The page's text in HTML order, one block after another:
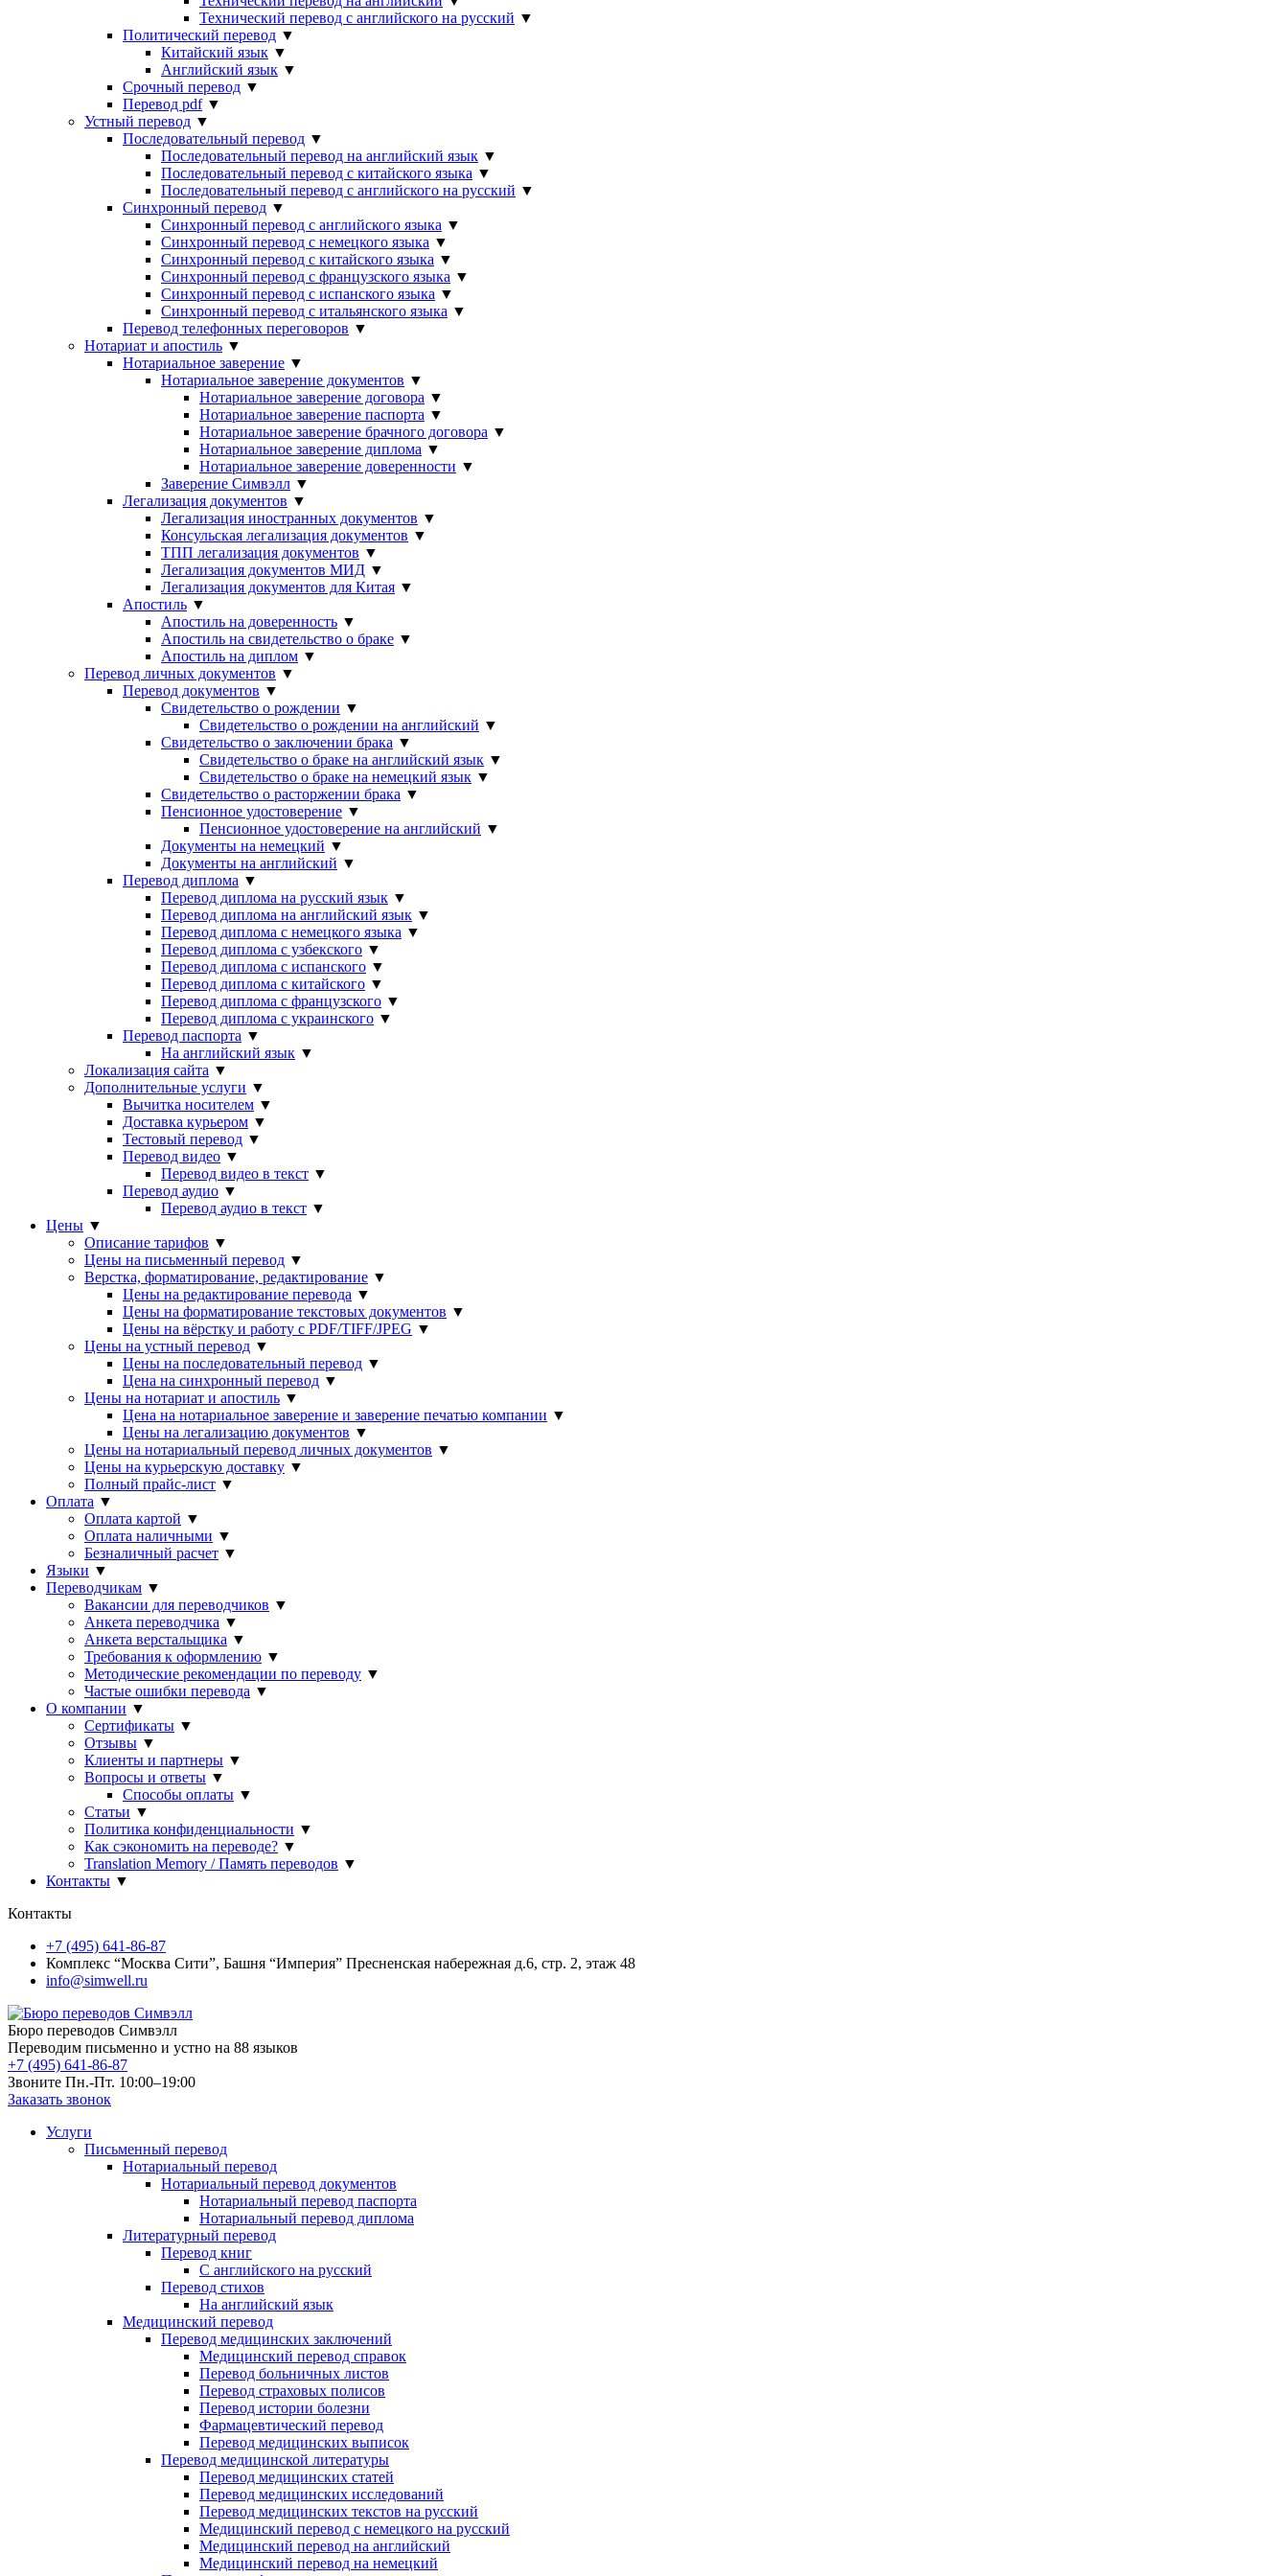
Технический перевод с английского на русский ▼
Политический перевод ▼
Китайский язык ▼
Английский язык ▼
Срочный перевод ▼
Перевод pdf▼
Устный перевод ▼
Последовательный перевод ▼
Последовательный перевод на английский язык ▼
Последовательный перевод с китайского языка ▼
Последовательный перевод с английского на русский ▼
Синхронный перевод ▼
Синхронный перевод с английского языка ▼
Синхронный перевод с немецкого языка ▼
Синхронный перевод с китайского языка ▼
Синхронный перевод с французского языка ▼
Синхронный перевод с испанского языка ▼
Синхронный перевод с итальянского языка ▼
Перевод телефонных переговоров ▼
Нотариат и апостиль ▼
Нотариальное заверение ▼
Нотариальное заверение документов ▼
Нотариальное заверение договора ▼
Нотариальное заверение паспорта ▼
Нотариальное заверение брачного договора ▼
Нотариальное заверение диплома ▼
Нотариальное заверение доверенности ▼
Заверение Симвэлл ▼
Легализация документов ▼
Легализация иностранных документов ▼
Консульская легализация документов ▼
ТПП легализация документов ▼
Легализация документов МИД ▼
Легализация документов для Китая ▼
Апостиль ▼
Апостиль на доверенность ▼
Апостиль на свидетельство о браке ▼
Апостиль на диплом ▼
Перевод личных документов ▼
Перевод документов ▼
Свидетельство о рождении ▼
Свидетельство о рождении на английский ▼
Свидетельство о заключении брака ▼
Свидетельство о браке на английский язык ▼
Свидетельство о браке на немецкий язык ▼
Свидетельство о расторжении брака ▼
Пенсионное удостоверение ▼
Пенсионное удостоверение на английский ▼
Документы на немецкий ▼
Документы на английский ▼
Перевод диплома ▼
Перевод диплома на русский язык ▼
Перевод диплома на английский язык ▼
Перевод диплома с немецкого языка ▼
Перевод диплома с узбекского ▼
Перевод диплома с испанского ▼
Перевод диплома с китайского ▼
Перевод диплома с французского ▼
Перевод диплома с украинского ▼
Перевод паспорта ▼
На английский язык ▼
Локализация сайта ▼
Дополнительные услуги ▼
Вычитка носителем ▼
Доставка курьером ▼
Тестовый перевод ▼
Перевод видео ▼
Перевод видео в текст ▼
Перевод аудио ▼
Перевод аудио в текст ▼
Цены ▼
Описание тарифов ▼
Цены на письменный перевод ▼
Верстка, форматирование, редактирование ▼
Цены на редактирование перевода ▼
Цены на форматирование текстовых документов ▼
Цены на вёрстку и работу с PDF/TIFF/JPEG ▼
Цены на устный перевод ▼
Цены на последовательный перевод ▼
Цена на синхронный перевод ▼
Цены на нотариат и апостиль ▼
Цена на нотариальное заверение и заверение печатью компании ▼
Цены на легализацию документов ▼
Цены на нотариальный перевод личных документов ▼
Цены на курьерскую доставку ▼
Полный прайс-лист ▼
Оплата ▼
Оплата картой ▼
Оплата наличными ▼
Безналичный расчет ▼
Языки ▼
Переводчикам ▼
Вакансии для переводчиков ▼
Анкета переводчика ▼
Анкета верстальщика ▼
Требования к оформлению ▼
Методические рекомендации по переводу ▼
Частые ошибки перевода ▼
О компании ▼
Сертификаты ▼
Отзывы ▼
Клиенты и партнеры ▼
Вопросы и ответы ▼
Способы оплаты ▼
Статьи ▼
Политика конфиденциальности ▼
Как сэкономить на переводе? ▼
Translation Memory / Память переводов ▼
Контакты ▼
Контакты
+7 (495) 641-86-87
Комплекс “Москва Сити”, Башня “Империя” Пресненская набережная д.6, стр. 2, этаж 48
info@simwell.ru
Бюро переводов Симвэлл
Переводим письменно и устно на 88 языков
+7 (495) 641-86-87
Звоните Пн.-Пт. 10:00–19:00
Заказать звонок
Услуги
Письменный перевод
Нотариальный перевод
Нотариальный перевод документов
Нотариальный перевод паспорта
Нотариальный перевод диплома
Литературный перевод
Перевод книг
С английского на русский
Перевод стихов
На английский язык
Медицинский перевод
Перевод медицинских заключений
Медицинский перевод справок
Перевод больничных листов
Перевод страховых полисов
Перевод истории болезни
Фармацевтический перевод
Перевод медицинских выписок
Перевод медицинской литературы
Перевод медицинских статей
Перевод медицинских исследований
Перевод медицинских текстов на русский
Медицинский перевод с немецкого на русский
Медицинский перевод на английский
Медицинский перевод на немецкий